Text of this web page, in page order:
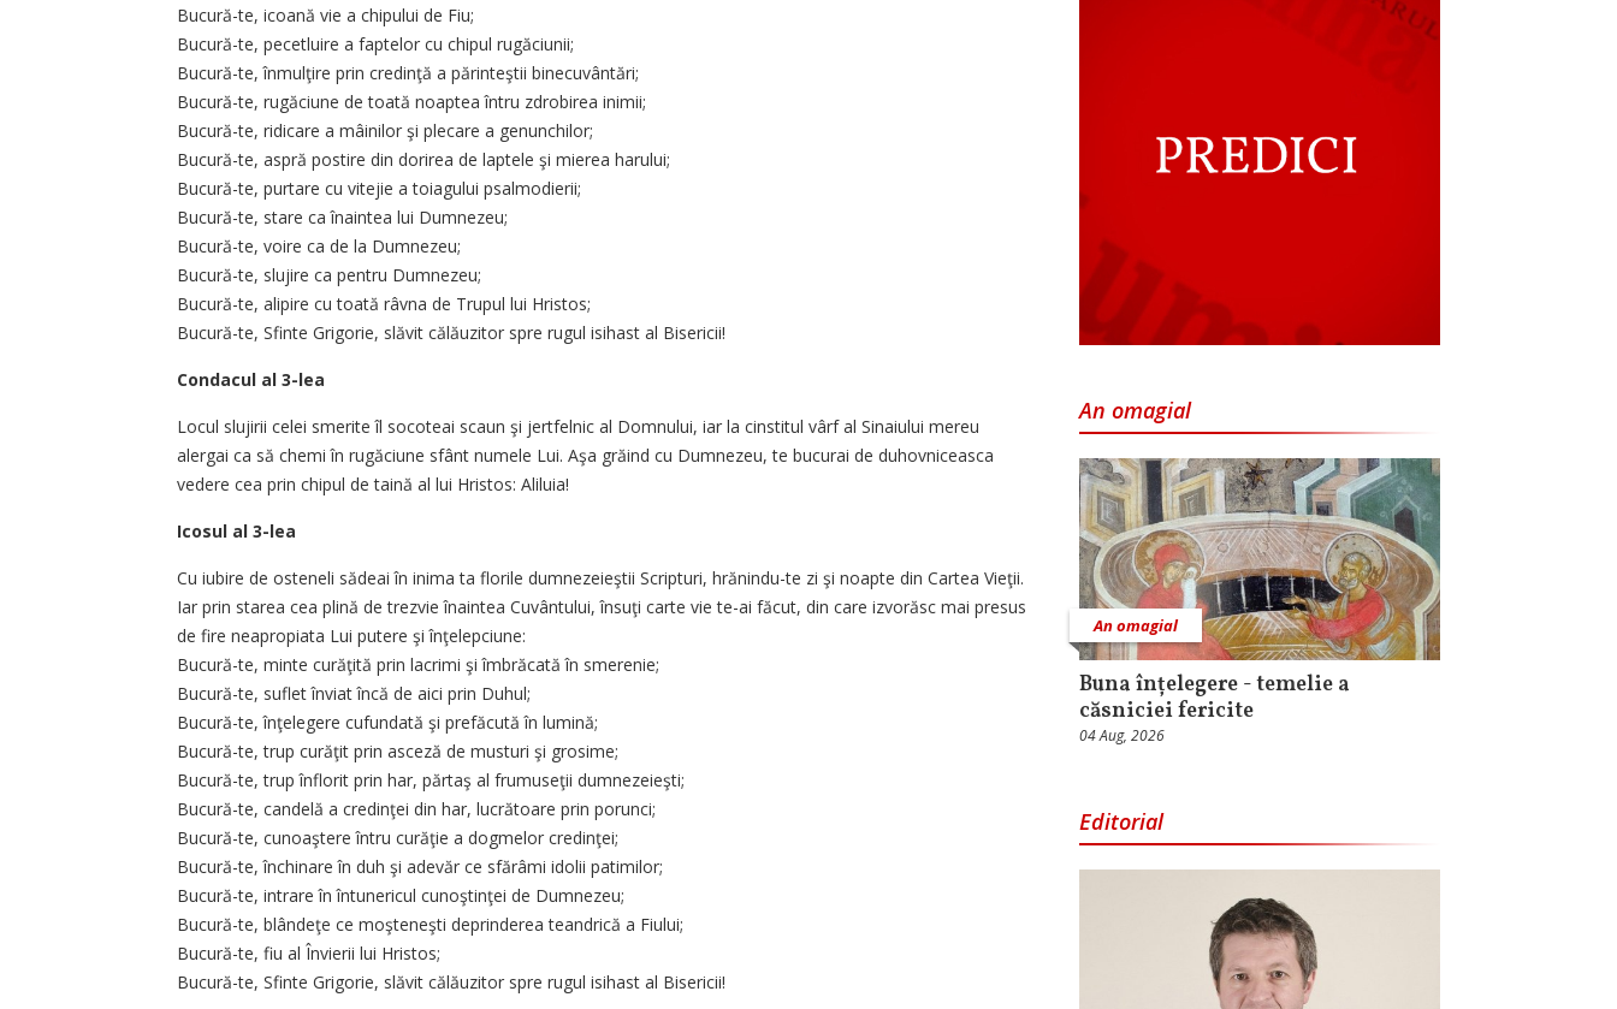
Bucură-te, icoană vie a chipului de Fiu;
Bucură-te, pecetluire a faptelor cu chipul rugăciunii;
Bucură-te, înmulţire prin credinţă a părinteştii binecuvântări;
Bucură-te, rugăciune de toată noaptea întru zdrobirea inimii;
Bucură-te, ridicare a mâinilor şi plecare a genunchilor;
Bucură-te, aspră postire din dorirea de laptele şi mierea harului;
Bucură-te, purtare cu vitejie a toiagului psalmodierii;
Bucură-te, stare ca înaintea lui Dumnezeu;
Bucură-te, voire ca de la Dumnezeu;
Bucură-te, slujire ca pentru Dumnezeu;
Bucură-te, alipire cu toată râvna de Trupul lui Hristos;
Bucură-te, Sfinte Grigorie, slăvit călăuzitor spre rugul isihast al Bisericii!
Condacul al 3-lea
Locul slujirii celei smerite îl socoteai scaun şi jertfelnic al Domnului, iar la cinstitul vârf al Sinaiului mereu
alergai ca să chemi în rugăciune sfânt numele Lui. Aşa grăind cu Dumnezeu, te bucurai de duhovniceasca
vedere cea prin chipul de taină al lui Hristos: Aliluia!
Icosul al 3-lea
Cu iubire de osteneli sădeai în inima ta florile dumnezeieştii Scripturi, hrănindu-te zi şi noapte din Cartea Vieţii.
Iar prin starea cea plină de trezvie înaintea Cuvântului, însuţi carte vie te-ai făcut, din care izvorăsc mai presus
de fire neapropiata Lui putere şi înţelepciune:
Bucură-te, minte curăţită prin lacrimi şi îmbrăcată în smerenie;
Bucură-te, suflet înviat încă de aici prin Duhul;
Bucură-te, înţelegere cufundată şi prefăcută în lumină;
Bucură-te, trup curăţit prin asceză de musturi şi grosime;
Bucură-te, trup înflorit prin har, părtaş al frumuseţii dumnezeieşti;
Bucură-te, candelă a credinţei din har, lucrătoare prin porunci;
Bucură-te, cunoaştere întru curăţie a dogmelor credinţei;
Bucură-te, închinare în duh şi adevăr ce sfărâmi idolii patimilor;
Bucură-te, intrare în întunericul cunoştinţei de Dumnezeu;
Bucură-te, blândeţe ce moşteneşti deprinderea teandrică a Fiului;
Bucură-te, fiu al Învierii lui Hristos;
Bucură-te, Sfinte Grigorie, slăvit călăuzitor spre rugul isihast al Bisericii!
An omagial
An omagial
Buna înțelegere - temelie a
căsniciei fericite
04 Aug, 2026
Editorial